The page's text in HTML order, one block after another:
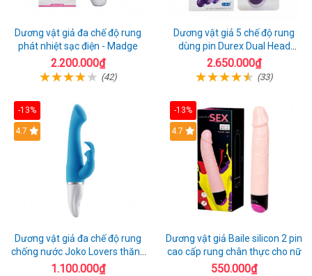
Dương vật giả đa chế độ rung
phát nhiệt sạc điện - Madge
2.200.000₫
(42)
Dương vật giả 5 chế độ rung
dùng pin Durex Dual Head
Pulsing
2.650.000₫
(33)
-13%
Hot
4.7
Dương vật giả đa chế độ rung
chống nước Joko Lovers thăng
hoa
1.100.000₫
-13%
4.7
Dương vật giả Baile silicon 2 pin
cao cấp rung chân thực cho nữ
550.000₫